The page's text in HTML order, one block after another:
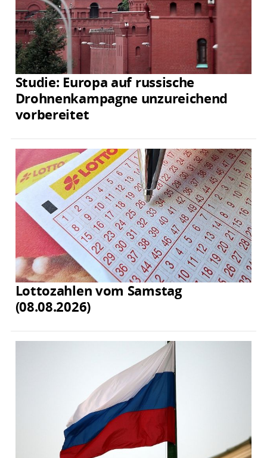
Studie: Europa auf russische
Drohnenkampagne unzureichend
vorbereitet
Lottozahlen vom Samstag
(08.08.2026)